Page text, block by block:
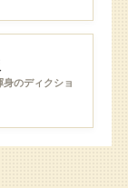
のディクショ